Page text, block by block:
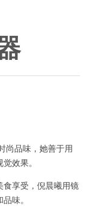
品味，她善于用
效果。
享受，倪晨曦用镜
味。